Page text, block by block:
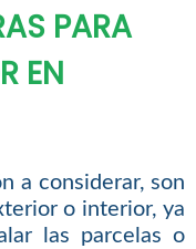
PARA
EN
a considerar, son
o interior, ya
las parcelas o